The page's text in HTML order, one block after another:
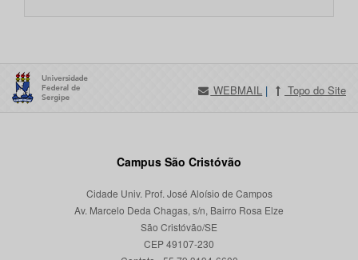
WEBMAIL | Topo do Site
Campus São Cristóvão
Cidade Univ. Prof. José Aloísio de Campos
Av. Marcelo Deda Chagas, s/n, Bairro Rosa Elze
São Cristóvão/SE
CEP 49107-230